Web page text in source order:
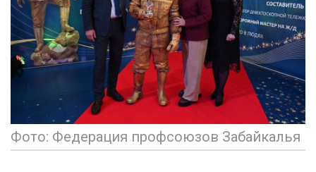
Фото: Федерация профсоюзов Забайкалья